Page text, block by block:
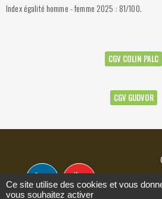
Index égalité homme - femme 2025 : 81/100.
CGV COLIN PALC
CGV GUDVOR
Ce site utilise des cookies et vous
vous souhaitez activer